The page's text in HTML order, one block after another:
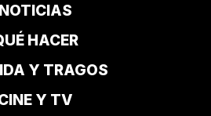
NOTICIAS
HACER
Y TRAGOS
Y TV